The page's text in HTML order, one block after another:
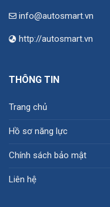
info@autosmart.vn
http://autosmart.vn
THÔNG TIN
Trang chủ
Hồ sơ năng lực
Chính sách bảo mật
Liên hệ